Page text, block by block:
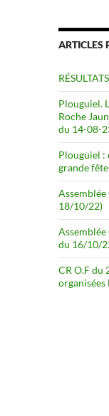
ARTICLES
Plouguiel.
Roche
du 14-08-
Plouguiel :
grande
18/10/22)
du 16/10/
CR O.F du
organisées